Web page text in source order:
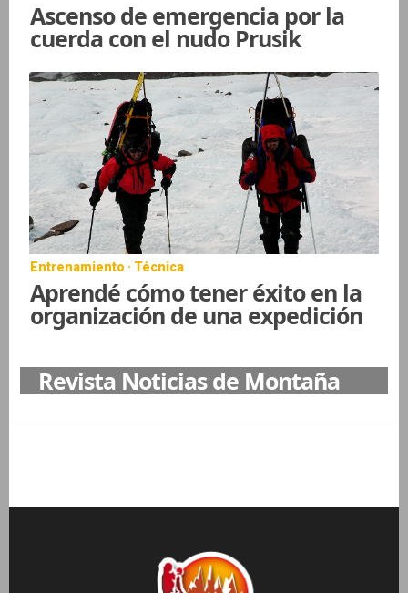
Ascenso de emergencia por la
cuerda con el nudo Prusik
Entrenamiento · Técnica
Aprendé cómo tener éxito en la
organización de una expedición
Revista Noticias de Montaña